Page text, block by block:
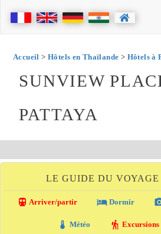
Accueil > Hôtels en Thaïlande > Hôtels à
SUNVIEW
PATTAYA
LE GUIDE DU VOYAGE
directions_transit Arriver/partir local_hotel Dormir
thermostat Météo hiking Excursions